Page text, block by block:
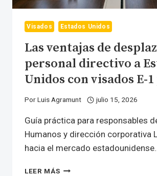
Visados Estados Unidos
Las ventajas de
personal directivo a
Unidos con visados E-1
PorLuis Agramunt julio 15, 2026
Guía práctica para responsables
Humanos y dirección corporativa
hacia el mercado
LEER MÁSLAS